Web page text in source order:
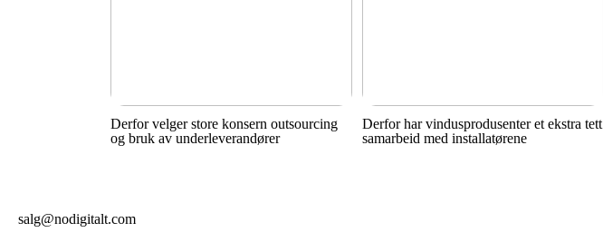
Derfor velger store konsern outsourcing
og bruk av underleverandører
Derfor har vindusprodusenter et ekstra tett
samarbeid med installatørene
salg@nodigitalt.com